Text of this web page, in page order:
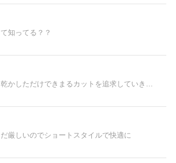
知ってる？？
今後も洗って乾かしただけできまるカットを追求していきたいです。
厳しいのでショートスタイルで快適に